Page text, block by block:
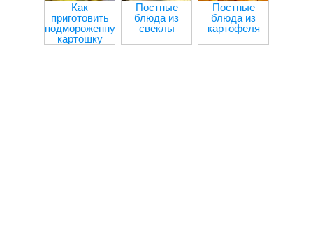
Как
приготовить
подмороженную
картошку
Постные
блюда из
свеклы
Постные
блюда из
картофеля